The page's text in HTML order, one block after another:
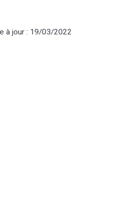
à jour : 19/03/2022